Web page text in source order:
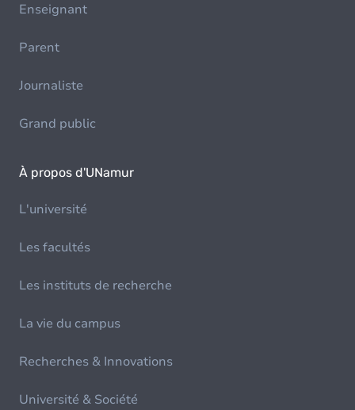
Enseignant
Parent
Journaliste
Grand public
À propos d'UNamur
L'université
Les facultés
Les instituts de recherche
La vie du campus
Recherches & Innovations
Université & Société